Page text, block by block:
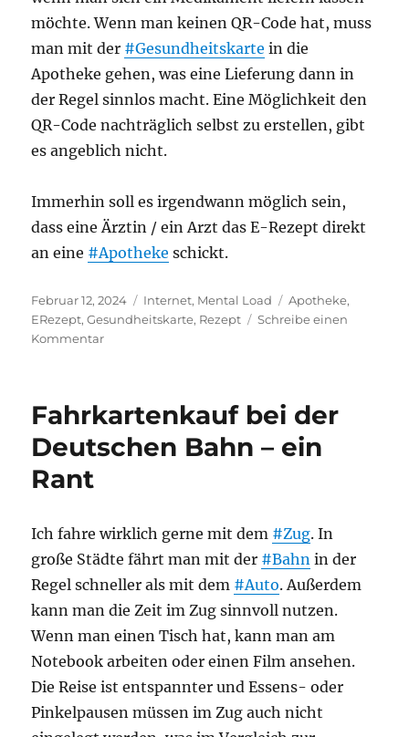
möchte. Wenn man keinen QR-Code hat, muss
man mit der #Gesundheitskarte in die
Apotheke gehen, was eine Lieferung dann in
der Regel sinnlos macht. Eine Möglichkeit den
QR-Code nachträglich selbst zu erstellen, gibt
es angeblich nicht.
Immerhin soll es irgendwann möglich sein,
dass eine Ärztin / ein Arzt das E-Rezept direkt
an eine #Apotheke schickt.
Veröffentlicht
am
Februar 12, 2024 Kategorien
Internet, Mental Load Schlagwörter
Apotheke,
ERezept,Gesundheitskarte, Rezept
Schreibe einen
Kommentarzu
besten
QR-
Fahrkartenkauf bei der
Deutschen Bahn – ein
Rant
Ich fahre wirklich gerne mit dem #Zug. In
große Städte fährt man mit der #Bahn in der
Regel schneller als mit dem #Auto. Außerdem
kann man die Zeit im Zug sinnvoll nutzen.
Wenn man einen Tisch hat, kann man am
Notebook arbeiten oder einen Film ansehen.
Die Reise ist entspannter und Essens- oder
Pinkelpausen müssen im Zug auch nicht